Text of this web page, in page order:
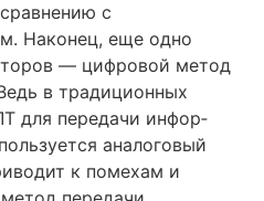
с
Наконец, еще одно
— цифровой метод
в традиционных
для передачи инфор­
аналоговый
к помехам и